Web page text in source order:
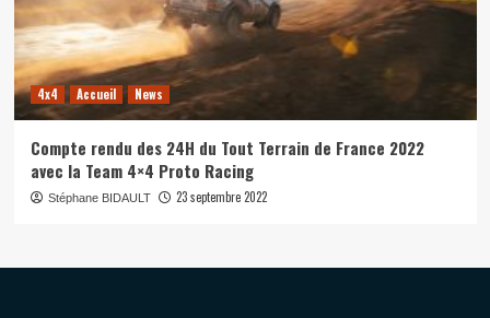
4x4 Accueil News
Compte rendu des 24H du Tout Terrain de France 2022
avec la Team 4×4 Proto Racing
Stéphane BIDAULT 23 septembre 2022